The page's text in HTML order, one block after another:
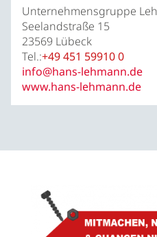
Unternehmensgruppe
Seelandstraße 15
23569 Lübeck
Tel.:+49 451 59910 0
info@hans-lehmann.de
www.hans-lehmann.de